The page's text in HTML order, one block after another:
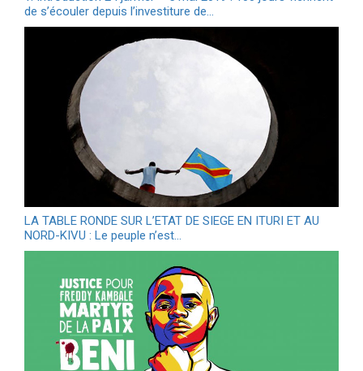
de s’écouler depuis l’investiture de…
LA TABLE RONDE SUR L’ETAT DE SIEGE EN ITURI ET AU
NORD-KIVU : Le peuple n’est…